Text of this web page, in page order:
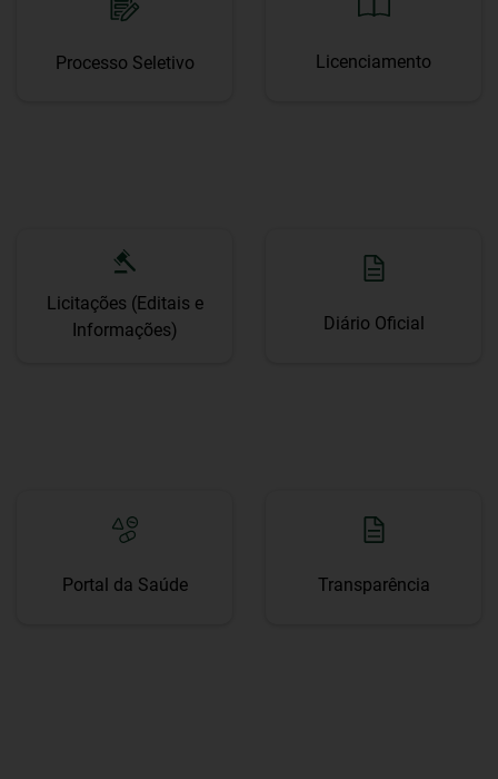
Processo Seletivo Licenciamento
Licitações (Editais e
Informações)
Diário Oficial
Portal da Saúde Transparência